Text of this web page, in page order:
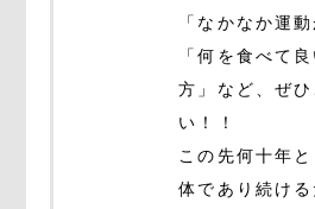
「なかなか運
「何を食べて
方」など、ぜひ
い！！
この先何十年
体であり続け